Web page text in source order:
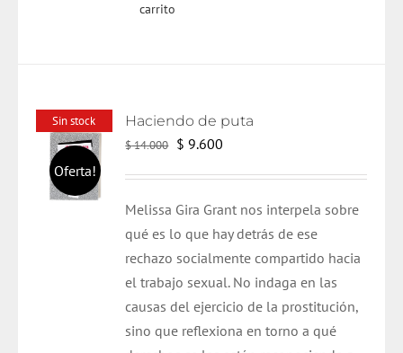
carrito
Sin stock
Oferta!
Haciendo de puta
$14.000 El
era:
$ 14.000.
$ 9.600
es:
$ 9.600.
Melissa Gira Grant nos interpela sobre
qué es lo que hay detrás de ese
rechazo socialmente compartido hacia
el trabajo sexual. No indaga en las
causas del ejercicio de la prostitución,
sino que reflexiona en torno a qué